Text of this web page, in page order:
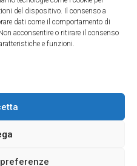
del dispositivo. Il consenso a
dati come il comportamento di
acconsentire o ritirare il consenso
e funzioni.
2024